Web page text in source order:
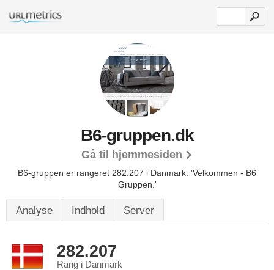
B6-gruppen.dk
Gå til hjemmesiden
B6-gruppen er rangeret 282.207 i Danmark. 'Velkommen - B6
Gruppen.'
Analyse Indhold Server
282.207
Rang i Danmark